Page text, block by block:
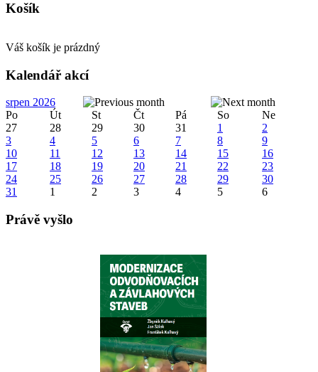
Košík
Váš košík je prázdný
Kalendář akcí
srpen 2026
Po
Út St Čt Pá So
Ne
27
28 29 30 31 1
2
3
4 5 6 7 8
9
10
11 12 13 14 15
16
17
18 19 20 21 22
23
24
25 26 27 28 29
30
31
1 2 3 4 5 6
Právě vyšlo